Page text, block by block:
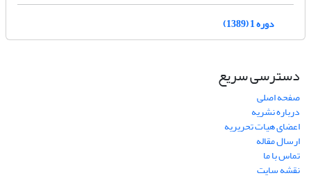
دوره 1 (1389)
دسترسی سریع
صفحه اصلی
درباره نشریه
اعضای هیات تحریریه
ارسال مقاله
تماس با ما
نقشه سایت